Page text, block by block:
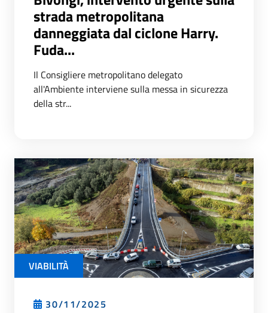
strada metropolitana
danneggiata dal ciclone Harry.
Fuda...
Il Consigliere metropolitano delegato
all'Ambiente interviene sulla messa in sicurezza
della str...
VIABILITÀ
30/11/2025